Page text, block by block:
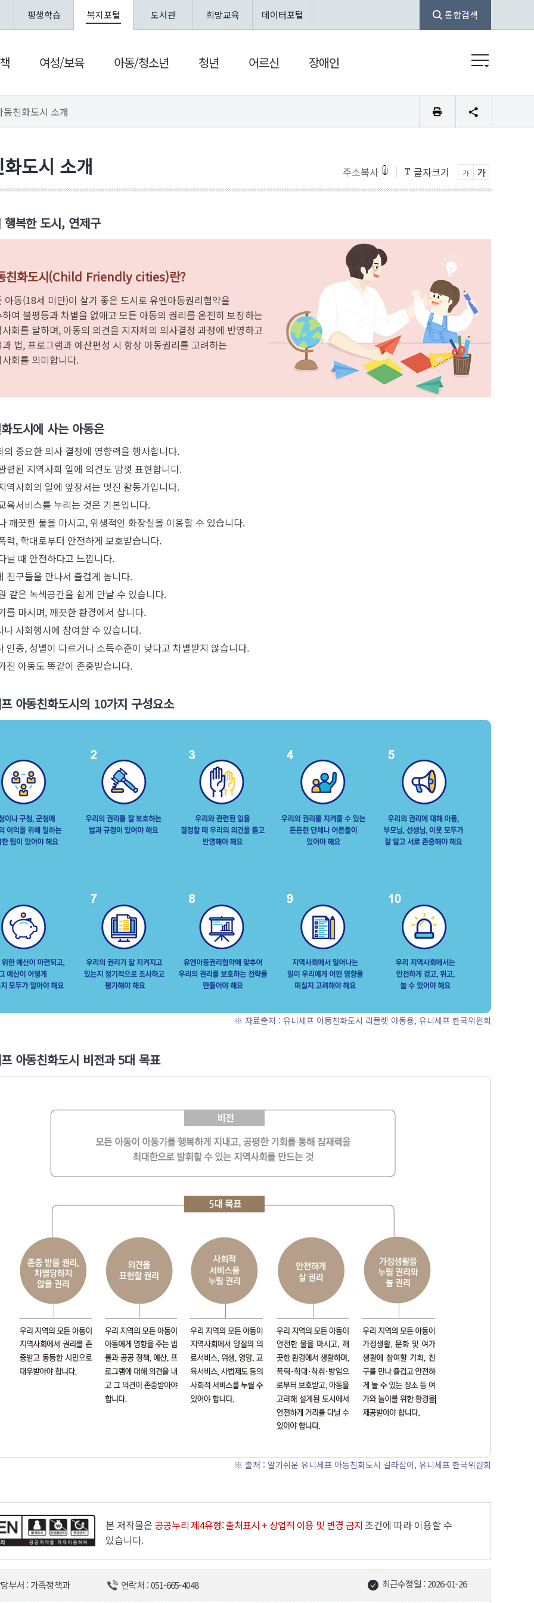
평생학습 복지포털 도서관 희망교육 데이터포털 통합검색
여성/보육 아동/청소년 청년 어르신 장애인
동친화도시 소개
도시 소개 주소복사 글자크기
행복한 도시, 연제구
친화도시(Child Friendly cities)란?
아동(18세 미만)이 살기 좋은 도시로 유엔아동권리협약을
여 불평등과 차별을 없애고 모든 아동의 권리를 온전히 보장하는
회를 말하며, 아동의 의견을 지자체의 의사결정 과정에 반영하고
법, 프로그램과 예산편성 시 항상 아동권리를 고려하는
회를 의미합니다.
도시에 사는 아동은
의 중요한 의사 결정에 영향력을 행사합니다.
련된 지역사회 일에 의견도 맘껏 표현합니다.
역사회의 일에 앞장서는 멋진 활동가입니다.
육서비스를 누리는 것은 기본입니다.
깨끗한 물을 마시고, 위생적인 화장실을 이용할 수 있습니다.
력, 학대로부터 안전하게 보호받습니다.
닐 때 안전하다고 느낍니다.
친구들을 만나서 즐겁게 놉니다.
같은 녹색공간을 쉽게 만날 수 있습니다.
를 마시며, 깨끗한 환경에서 삽니다.
나 사회행사에 참여할 수 있습니다.
인종, 성별이 다르거나 소득수준이 낮다고 차별받지 않습니다.
진 아동도 똑같이 존중받습니다.
아동친화도시의 10가지 구성요소
※ 자료출처 : 유니세프 아동친화도시 리플렛 아동용, 유니세프 한국위윈회
아동친화도시 비전과 5대 목표
※ 출처 : 알기쉬운 유니세프 아동친화도시 길라잡이, 유니세프 한국위원회
본 저작물은 공공누리 제4유형: 출처표시 + 상업적 이용 및 변경 금지 조건에 따라 이용할 수
있습니다.
부서 : 가족정책과 연락처 : 051-665-4048 최근수정일 : 2026-01-26